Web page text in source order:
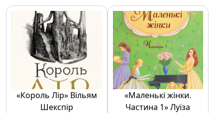
«Король Лір» Вільям
Шекспір
«Маленькі жінки.
Частина 1» Луїза